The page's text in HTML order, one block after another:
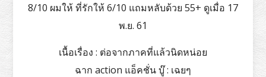
8/10 ผมให้ ที่รักให้ 6/10 แถมหลับด้วย 55+ ดูเมื่อ 17
พ.ย. 61
เนื้อเรื่อง : ต่อจากภาคที่แล้วนิดหน่อย
ฉาก action แอ็คชั่น บู๊ : เฉยๆ